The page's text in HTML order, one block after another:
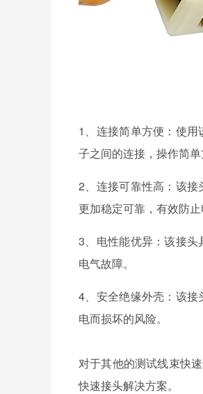
1、连接简单方便：使
子之间的连接，操作简单
2、连接可靠性高：该
更加稳定可靠，有效防止
3、电性能优异：该接
电气故障。
4、安全绝缘外壳：该
电而损坏的风险。
对于其他的测试线束快
快速接头解决方案。